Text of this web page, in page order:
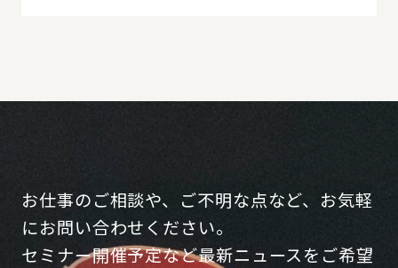
お仕事のご相談や、ご不明な点など、お気軽
にお問い合わせください。
セミナー開催予定など最新ニュースをご希望